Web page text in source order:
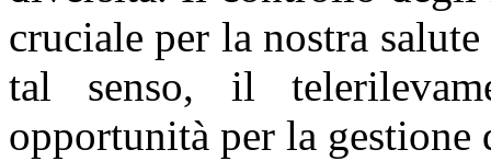
cruciale per la nostra
tal senso, il
opportunità per la gestione